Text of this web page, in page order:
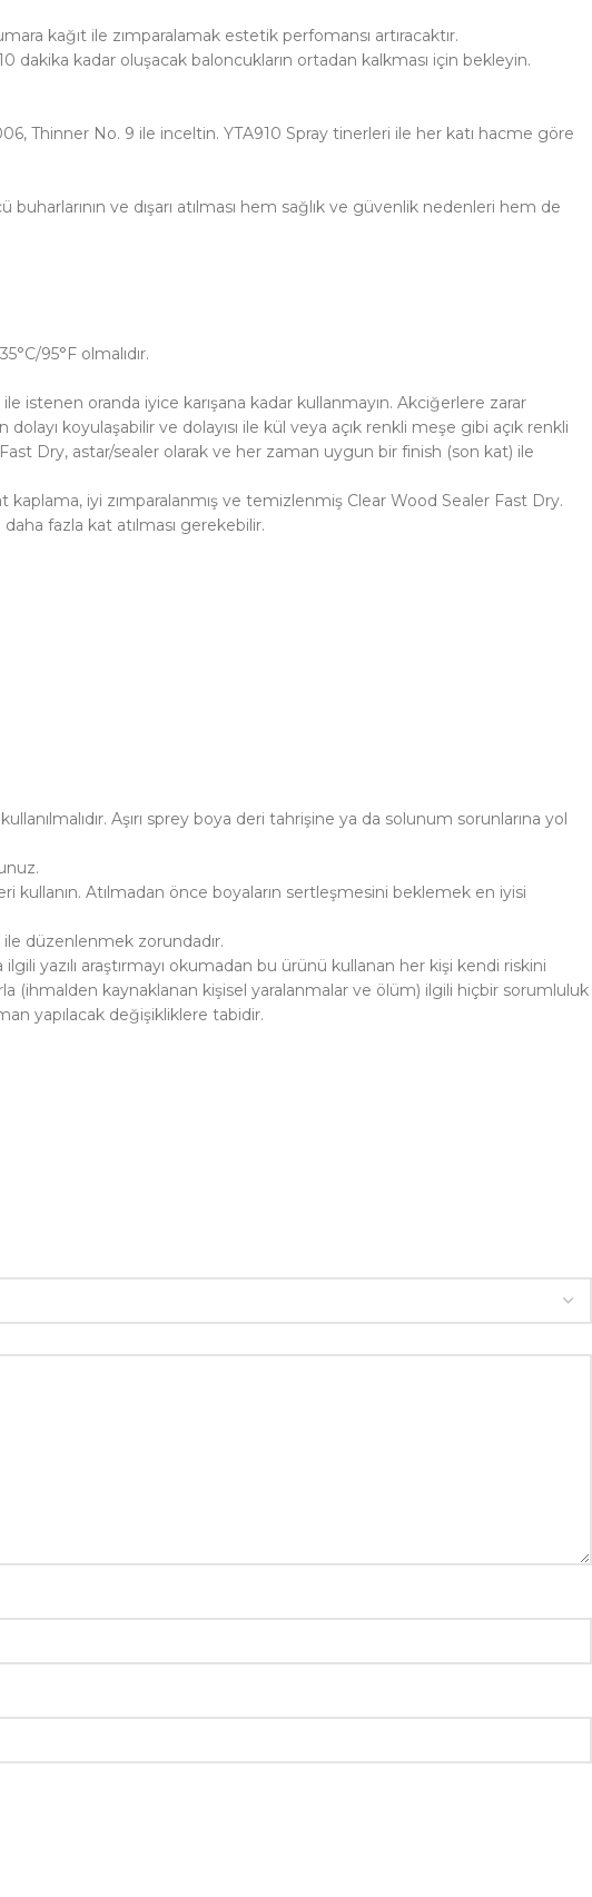
kağıt ile zımparalamak estetik perfomansı artıracaktır.
10 dakika kadar oluşacak baloncukların ortadan kalkması için bekleyin.
Thinner No. 9 ile inceltin. YTA910 Spray tinerleri ile her katı hacme göre
ve dışarı atılması hem sağlık ve güvenlik nedenleri hem de
95°F olmalıdır.
istenen oranda iyice karışana kadar kullanmayın. Akciğerlere zarar
koyulaşabilir ve dolayısı ile kül veya açık renkli meşe gibi açık renkli
Dry, astar/sealer olarak ve her zaman uygun bir finish (son kat) ile
iyi zımparalanmış ve temizlenmiş Clear Wood Sealer Fast Dry.
fazla kat atılması gerekebilir.
Aşırı sprey boya deri tahrişine ya da solunum sorunlarına yol
kullanın. Atılmadan önce boyaların sertleşmesini beklemek en iyisi
ile düzenlenmek zorundadır.
yazılı araştırmayı okumadan bu ürünü kullanan her kişi kendi riskini
(ihmalden kaynaklanan kişisel yaralanmalar ve ölüm) ilgili hiçbir sorumluluk
yapılacak değişikliklere tabidir.